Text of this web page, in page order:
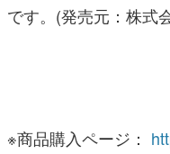
です。(発売元：株式
※商品購入ページ：